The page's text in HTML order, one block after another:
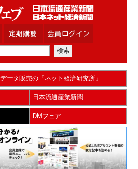
データ販売の「ネット経済研究所」
日本流通産業新聞
DMフェア